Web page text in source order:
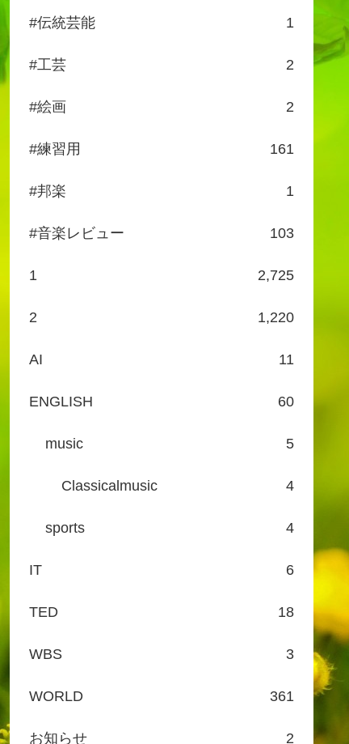
#伝統芸能 1
#工芸 2
#絵画 2
#練習用 161
#邦楽 1
#音楽レビュー 103
1 2,725
2 1,220
AI 11
ENGLISH 60
music 5
Classicalmusic 4
sports 4
IT 6
TED 18
WBS 3
WORLD 361
お知らせ 2